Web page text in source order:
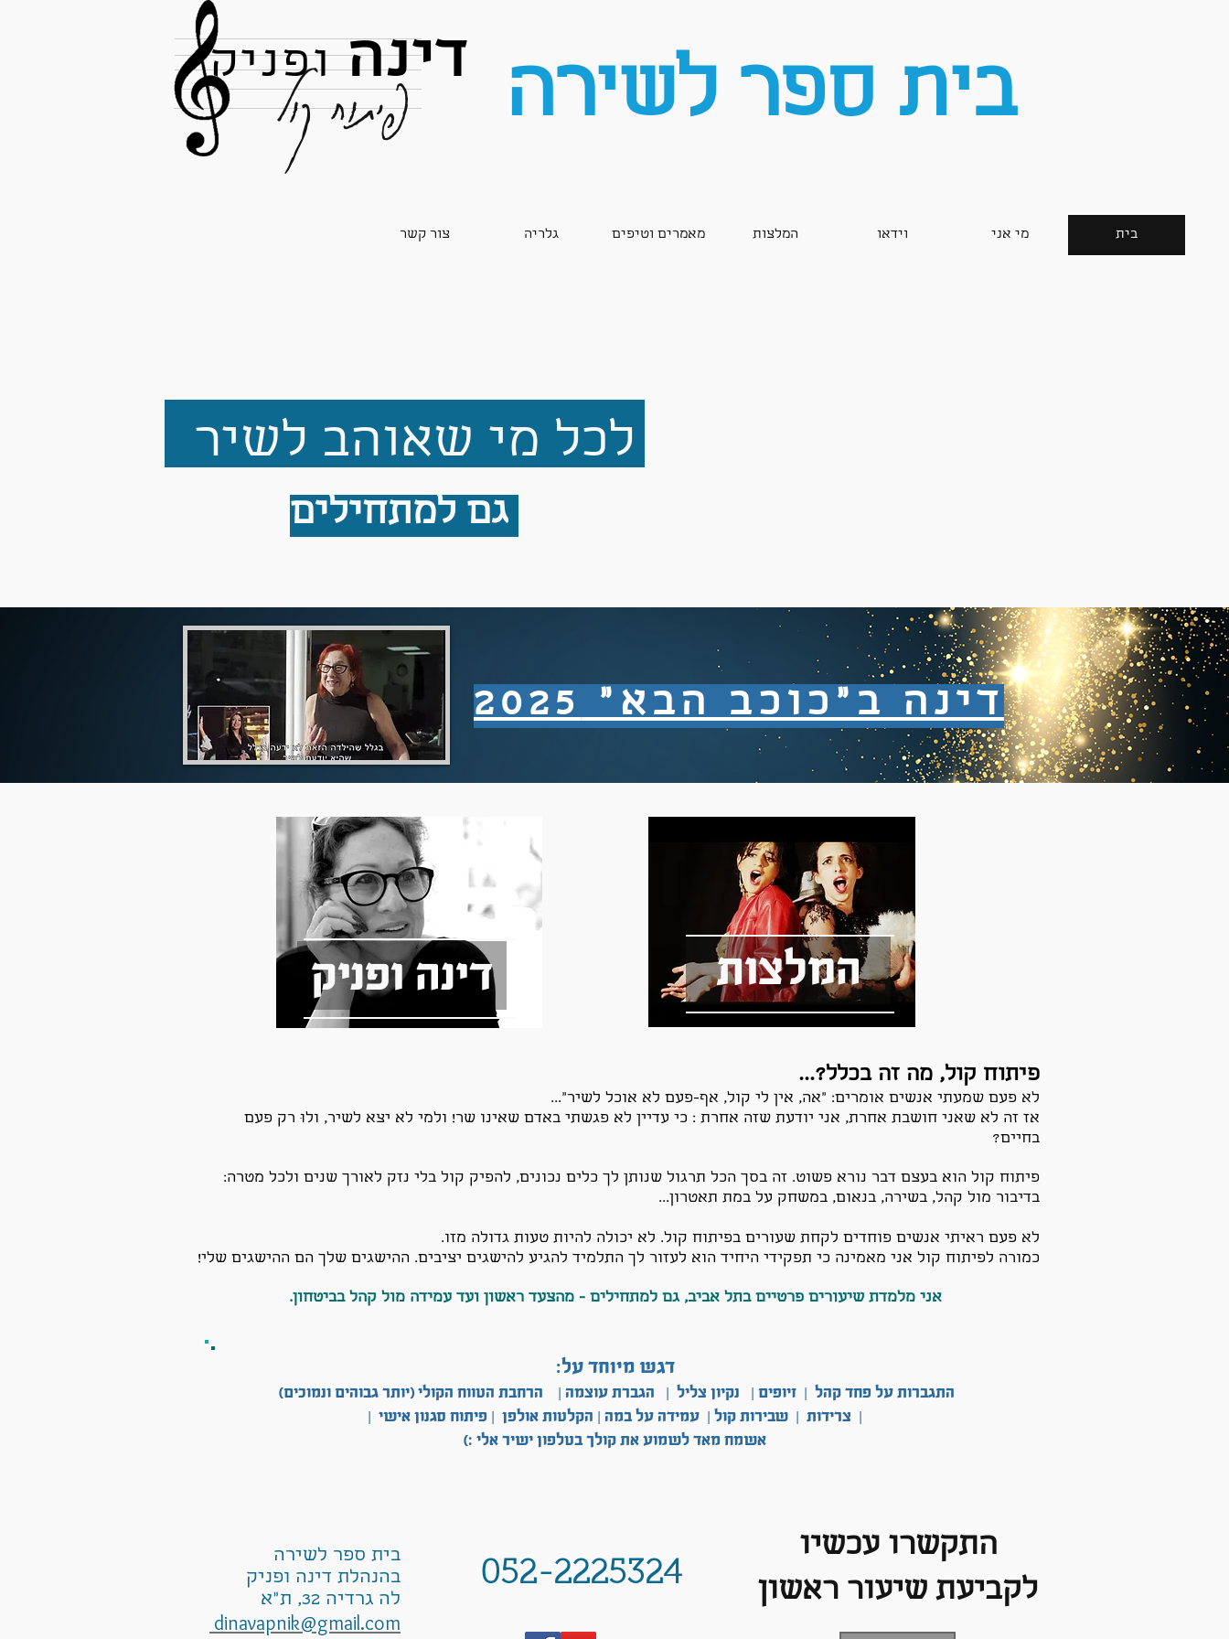
דינהופניק
פיתוח קול בית ספר לשירה
צור קשר גלריה מאמרים וטיפים המלצות וידאו מי אני בית
לכל מי שאוהב לשיר
דינה ב"כוכב הבא" 2025
דינה ופניק המלצות
פיתוח קול, מה זה בכלל?...
לא פעם שמעתי אנשים אומרים: "אה, אין לי קול, אף-פעם לא אוכל לשיר"...
אז זה לא שאני חושבת אחרת, אני יודעת שזה אחרת : כי עדיין לא פגשתי באדם שאינו שר! ולמי לא יצא לשיר, ולוּ רק פעם
בחיים?
פיתוח קול הוא בעצם דבר נורא פשוט. זה בסך הכל תרגול שנותן לך כלים נכונים, להפיק קול בלי נזק לאורך שנים ולכל מטרה:
בדיבור מול קהל, בשירה, בנאום, במשחק על במת תאטרון...
לא פעם ראיתי אנשים פוחדים לקחת שעורים בפיתוח קול. לא יכולה להיות טעות גדולה מזו.
כמורה לפיתוח קול אני מאמינה כי תפקידי היחיד הוא לעזור לך התלמיד להגיע להישגים יציבים. ההישגים שלך הם ההישגים שלי!
אני מלמדת שיעורים פרטיים בתל אביב, גם למתחילים - מהצעד ראשון ועד עמידה מול קהל בביטחון.
דגש מיוחד על:
התגברות על פחד קהל | זיופים | נקיון צליל | הגברת עוצמה | הרחבת הטווח הקולי (יותר גבוהים ונמוכים)
| צרידות | שבירות קול | עמידה על במה | הקלטות אולפן | פיתוח סגנון אישי |
אשמח מאד לשמוע את קולך בטלפון ישיר אלי :)
בית ספר לשירה
בהנהלת דינה ופניק
לה גרדיה 32, ת"א
dinavapnik@gmail.com
התקשרו עכשיו
לקביעת שיעור ראשון
052-2225324